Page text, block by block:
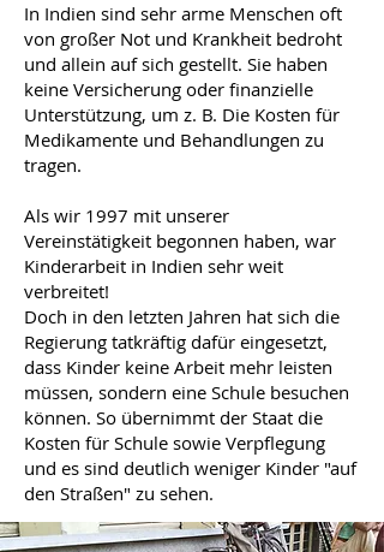
In Indien sind sehr arme Menschen oft
von großer Not und Krankheit bedroht
und allein auf sich gestellt. Sie haben
keine Versicherung oder finanzielle
Unterstützung, um z. B. Die Kosten für
Medikamente und Behandlungen zu
tragen.
Als wir 1997 mit unserer
Vereinstätigkeit begonnen haben, war
Kinderarbeit in Indien sehr weit
verbreitet!
Doch in den letzten Jahren hat sich die
Regierung tatkräftig dafür eingesetzt,
dass Kinder keine Arbeit mehr leisten
müssen, sondern eine Schule besuchen
können. So übernimmt der Staat die
Kosten für Schule sowie Verpflegung
und es sind deutlich weniger Kinder "auf
den Straßen" zu sehen.